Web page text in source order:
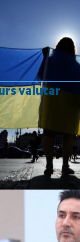
valutar
Curs valutar:
EUR: 5,2554
USD
: 4,5584 RON
CHF: 5,6244
GBP
: 6,1277 RON
»